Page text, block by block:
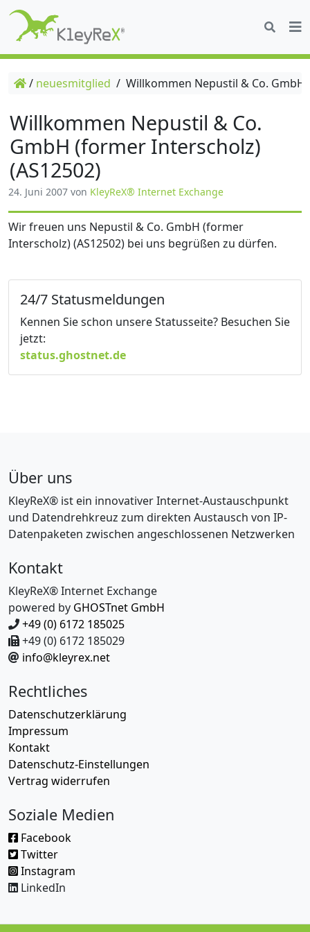
/ neuesmitglied / Willkommen Nepustil & Co.
Willkommen Nepustil & Co.
GmbH (former Interscholz)
(AS12502)
24. Juni 2007 von KleyReX® Internet Exchange
Wir freuen uns Nepustil & Co. GmbH (former
Interscholz) (AS12502) bei uns begrüßen zu dürfen.
24/7 Statusmeldungen
Kennen Sie schon unsere Statusseite? Besuchen Sie
jetzt:
status.ghostnet.de
Über uns
KleyReX® ist ein innovativer Internet-Austauschpunkt
und Datendrehkreuz zum direkten Austausch von IP-
Datenpaketen zwischen angeschlossenen Netzwerken
Kontakt
KleyReX® Internet Exchange
powered by GHOSTnet GmbH
+49 (0) 6172 185025
+49 (0) 6172 185029
info@kleyrex.net
Rechtliches
Datenschutzerklärung
Impressum
Kontakt
Datenschutz-Einstellungen
Vertrag widerrufen
Soziale Medien
Facebook
Twitter
Instagram
LinkedIn